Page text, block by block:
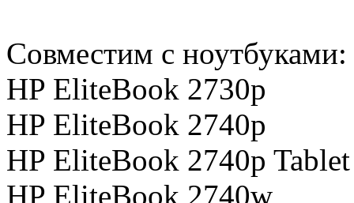
Совместим с ноутбуками:
HP EliteBook 2730p
HP EliteBook 2740p
HP EliteBook 2740p
HP EliteBook 2740w